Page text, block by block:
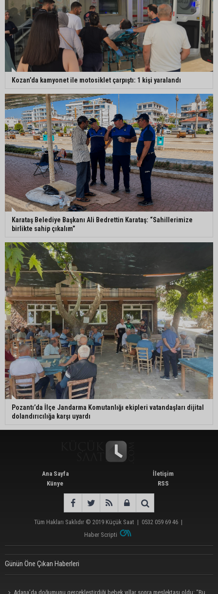
Kozan’da kamyonet ile motosiklet çarpıştı: 1 kişi yaralandı
Karataş Belediye Başkanı Ali Bedrettin Karataş: “Sahillerimize
birlikte sahip çıkalım”
Pozantı’da İlçe Jandarma Komutanlığı ekipleri vatandaşları dijital
dolandırıcılığa karşı uyardı
Ana Sayfa
Künye
İletişim
RSS
Tüm Hakları Saklıdır © 2019 Küçük Saat | 0532 059 69 46 |
Haber Scripti
Günün Öne Çıkan Haberleri
Adana’da doğumunu gerçekleştirdiği bebek yıllar sonra meslektaşı oldu: “Bu